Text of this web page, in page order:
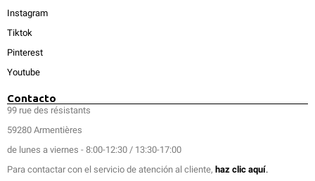
Instagram
Tiktok
Pinterest
Youtube
Contacto
99 rue des résistants
59280 Armentières
de lunes a viernes - 8:00-12:30 / 13:30-17:00
Para contactar con el servicio de atención al cliente, haz clic aquí.